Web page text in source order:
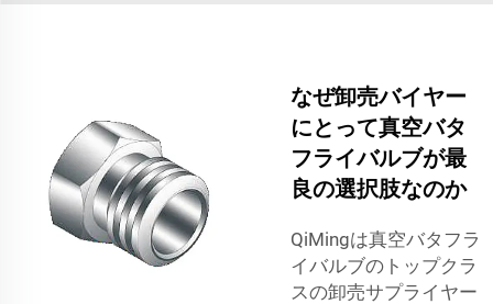
なぜ卸売バイヤー
にとって真空バタ
フライバルブが最
良の選択肢なのか
QiMingは真空バタフラ
イバルブのトップクラ
スの卸売サプライヤー